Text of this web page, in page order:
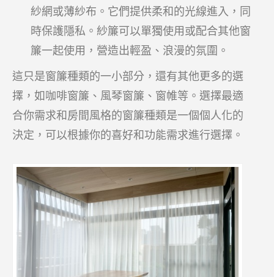
紗網或薄紗布。它們提供柔和的光線進入，同
時保護隱私。紗簾可以單獨使用或配合其他窗
簾一起使用，營造出輕盈、浪漫的氛圍。
這只是窗簾種類的一小部分，還有其他更多的選
擇，如咖啡窗簾、風琴窗簾、窗帷等。選擇最適
合你需求和房間風格的窗簾種類是一個個人化的
決定，可以根據你的喜好和功能需求進行選擇。